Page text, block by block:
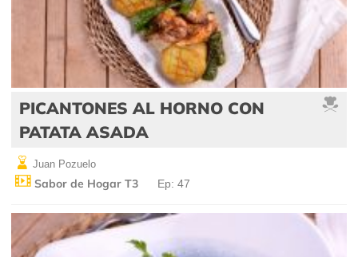
PICANTONES AL HORNO CON
PATATA ASADA
Juan Pozuelo
Sabor de Hogar T3 Ep: 47